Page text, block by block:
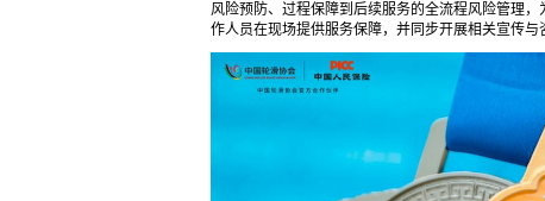
风险预防、过程保障到后续服务的全流程风险管理
作人员在现场提供服务保障，并同步开展相关宣传与